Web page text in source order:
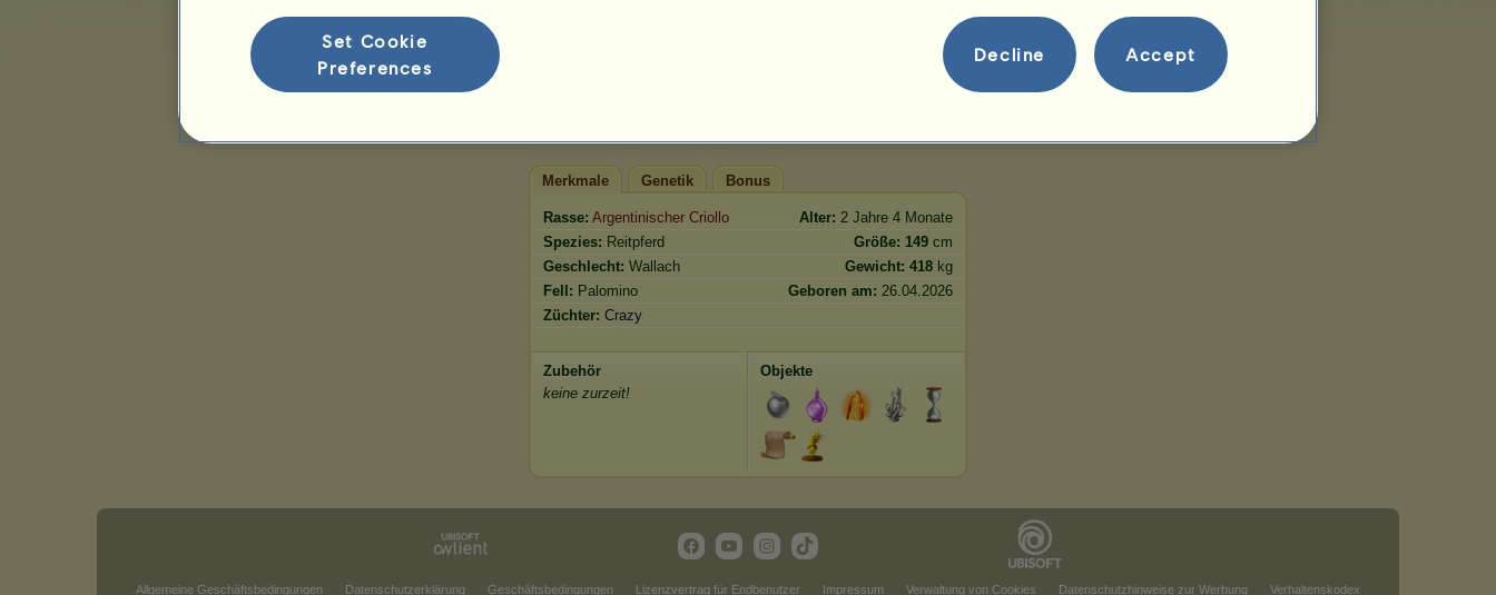
3560.43
1738.73
Merkmale Genetik Bonus
Rasse: Argentinischer Criollo Alter: 2 Jahre 4 Monate
Spezies: Reitpferd Größe: 149 cm
Geschlecht: Wallach Gewicht: 418 kg
Fell: Palomino Geboren am: 26.04.2026
Züchter: Crazy
Zubehör
keine zurzeit!
Objekte
Allgemeine Geschäftsbedingungen Datenschutzerklärung Geschäftsbedingungen Lizenzvertrag für Endbenutzer Impressum Verwaltung von Cookies Datenschutzhinweise zur Werbung Verhaltenskodex
Set Cookie
Preferences
Decline Accept